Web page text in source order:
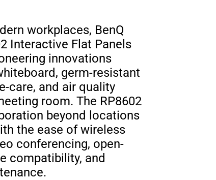
workplaces, BenQ
Interactive Flat Panels
innovations
germ-resistant
care, and air quality
room. The RP8602
beyond locations
the ease of wireless
conferencing, open-
compatibility, and